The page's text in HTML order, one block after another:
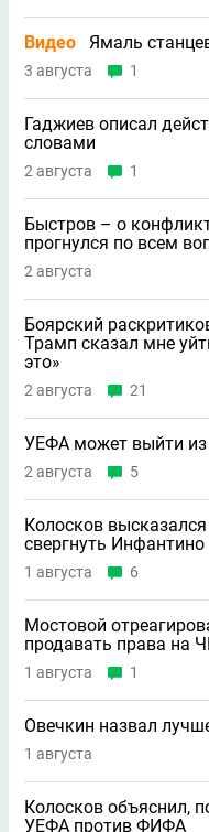
Видео Ямаль
3 августа 1
Гаджиев описал
словами
2 августа 1
Быстров – о
прогнулся по всем
2 августа
Боярский
Трамп сказал мне
это»
2 августа 21
УЕФА может выйти
2 августа 5
Колосков
свергнуть Инфантино
1 августа 6
Мостовой
продавать права на
1 августа 1
Овечкин назвал
1 августа
Колосков объяснил,
УЕФА против ФИФА